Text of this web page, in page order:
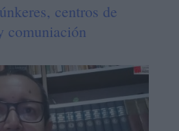
centros de
comuniación